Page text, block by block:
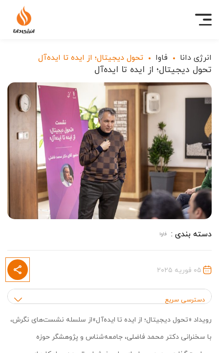
انرژی دانا فاوا تحول دیجیتال؛ از ایده تا ایده‌آل
تحول دیجیتال؛ از ایده تا ایده‌آل
دسته بندی : فاوا
۰۵ فوریه ۲۰۲۵
دسترسی سریع
رویداد «تحول دیجیتال؛ از ایده تا ایده‌آل»از سلسله نشست‌های نگرش،
با سخنرانی دکتر محمد فاضلی، جامعه‌شناس و پژوهشگر حوزه